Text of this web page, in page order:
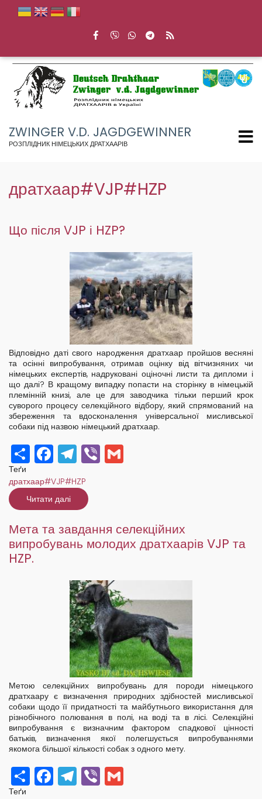
Перейти
ZWINGER V.D. JAGDGEWINNER
РОЗПЛІДНИК НІМЕЦЬКИХ ДРАТХААРІВ
дратхаар#VJP#HZP
Що після VJP і HZP?
Відповідно даті свого народження дратхаар пройшов весняні
та осінні випробування, отримав оцінку від вітчизняних чи
німецьких експертів, надруковані оціночні листи та дипломи і
що далі? В кращому випадку попасти на сторінку в німецькій
племінній книзі, але це для заводчика тільки перший крок
суворого процесу селекційного відбору, який спрямований на
збереження та вдосконалення універсальної мисливської
собаки під назвою німецький дратхаар.
Share
Facebook
Telegram
Viber
Теґи
дратхаар#VJP#HZP
Читати далі
Що
і
HZP?
Мета та завдання селекційних
випробувань молодих дратхаарів VJP та
HZP.
Метою селекційних випробувань для породи німецького
дратхаару є визначення природних здібностей мисливської
собаки щодо її придатності та майбутнього використання для
різнобічного полювання в полі, на воді та в лісі. Селекційні
випробування є визначним фактором спадкової цінності
батьків, визначення якої полегшується випробуваннями
якомога більшої кількості собак з одного мету.
Share
Facebook
Telegram
Viber
Теґи